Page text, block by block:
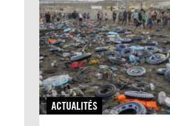
ACTUALITÉS